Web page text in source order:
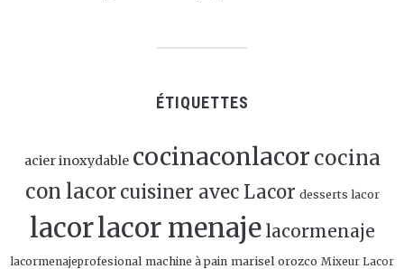
ÉTIQUETTES
acier inoxydable cocinaconlacor cocina
con lacor cuisiner avec Lacor desserts lacor
lacorlacor menaje lacormenaje
lacormenajeprofesional machine à pain marisel orozco Mixeur Lacor